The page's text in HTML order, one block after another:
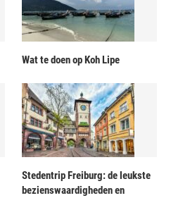
Wat te doen op Koh Lipe
Stedentrip Freiburg: de leukste
bezienswaardigheden en